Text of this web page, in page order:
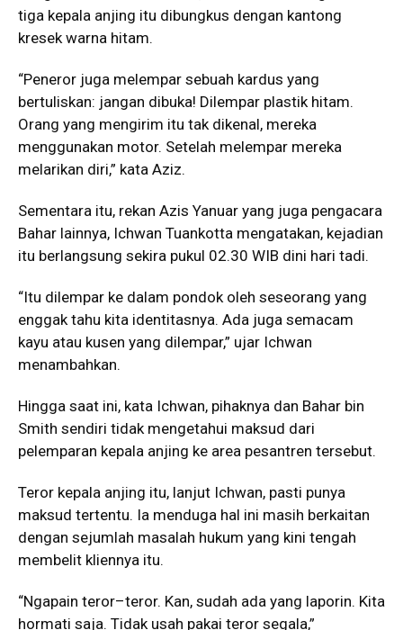
tiga kepala anjing itu dibungkus dengan kantong
kresek warna hitam.
“Peneror juga melempar sebuah kardus yang
bertuliskan: jangan dibuka! Dilempar plastik hitam.
Orang yang mengirim itu tak dikenal, mereka
menggunakan motor. Setelah melempar mereka
melarikan diri,” kata Aziz.
Sementara itu, rekan Azis Yanuar yang juga pengacara
Bahar lainnya, Ichwan Tuankotta mengatakan, kejadian
itu berlangsung sekira pukul 02.30 WIB dini hari tadi.
“Itu dilempar ke dalam pondok oleh seseorang yang
enggak tahu kita identitasnya. Ada juga semacam
kayu atau kusen yang dilempar,” ujar Ichwan
menambahkan.
Hingga saat ini, kata Ichwan, pihaknya dan Bahar bin
Smith sendiri tidak mengetahui maksud dari
pelemparan kepala anjing ke area pesantren tersebut.
Teror kepala anjing itu, lanjut Ichwan, pasti punya
maksud tertentu. Ia menduga hal ini masih berkaitan
dengan sejumlah masalah hukum yang kini tengah
membelit kliennya itu.
“Ngapain teror–teror. Kan, sudah ada yang laporin. Kita
hormati saja. Tidak usah pakai teror segala,”